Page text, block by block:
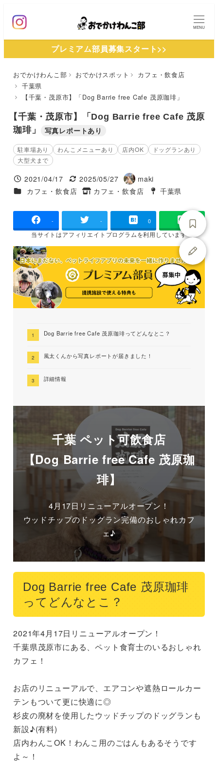
ン
MENU
プレミアム部員募集スタート>>
おでかけわんこ部 おでかけスポット
カフェ・飲食店
千葉県
【千葉・茂原市】「Dog Barrie free Cafe 茂原珈琲」
【千葉・茂原市】「Dog Barrie free Cafe 茂原
珈琲」
写真レポートあり
駐車場あり わんこメニューあり 店内OK
ドッグランあり
大型犬まで
投稿日
2021/04/17
更新日
2025/05/27
著
者
maki
施設ジャンル
カフェ・飲食店
タグ
カフェ・飲食店
タグ
千葉県
- - 0
当サイトはアフィリエイトプログラムを利用しています
Dog Barrie free Cafe 茂原珈琲ってどんなとこ？
風太くんから写真レポートが届きました！
詳細情報
千葉 ペット可飲食店
【Dog Barrie free Cafe 茂原珈
琲】
4月17日リニューアルオープン！
ウッドチップのドッグラン完備のおしゃれカフ
ェ♪
Dog Barrie free Cafe 茂原珈琲
ってどんなとこ？
2021年4月17日リニューアルオープン！
千葉県茂原市にある、ペット食育士のいるおしゃれ
カフェ！
お店のリニューアルで、エアコンや遮熱ロールカー
テンもついて更に快適に◎
杉皮の廃材を使用したウッドチップのドッグランも
新設♪(有料)
店内わんこOK！わんこ用のごはんもあるそうです
よ～！